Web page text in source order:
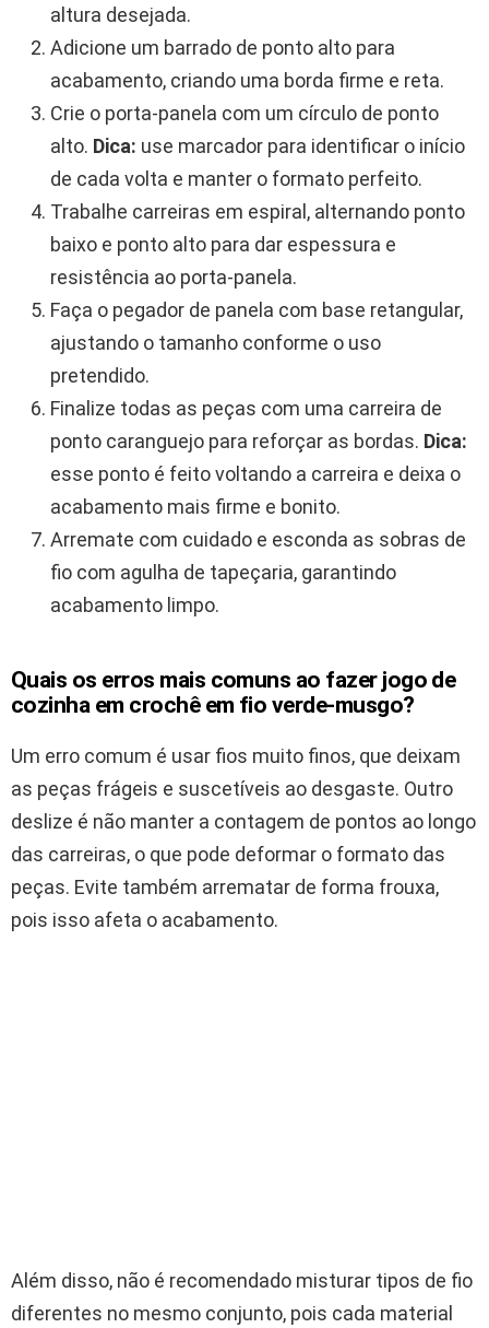
altura desejada.
Adicione um barrado de ponto alto para
acabamento, criando uma borda firme e reta.
Crie o porta-panela com um círculo de ponto
alto. Dica: use marcador para identificar o início
de cada volta e manter o formato perfeito.
Trabalhe carreiras em espiral, alternando ponto
baixo e ponto alto para dar espessura e
resistência ao porta-panela.
Faça o pegador de panela com base retangular,
ajustando o tamanho conforme o uso
pretendido.
Finalize todas as peças com uma carreira de
ponto caranguejo para reforçar as bordas. Dica:
esse ponto é feito voltando a carreira e deixa o
acabamento mais firme e bonito.
Arremate com cuidado e esconda as sobras de
fio com agulha de tapeçaria, garantindo
acabamento limpo.
Quais os erros mais comuns ao fazer jogo de
cozinha em crochê em fio verde-musgo?
Um erro comum é usar fios muito finos, que deixam
as peças frágeis e suscetíveis ao desgaste. Outro
deslize é não manter a contagem de pontos ao longo
das carreiras, o que pode deformar o formato das
peças. Evite também arrematar de forma frouxa,
pois isso afeta o acabamento.
Além disso, não é recomendado misturar tipos de fio
diferentes no mesmo conjunto, pois cada material